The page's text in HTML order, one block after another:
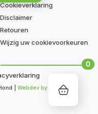
0
Cookieverklaring
Disclaimer
Retouren
Wijzig uw cookievoorkeuren
| Webdev by Kaige.nl